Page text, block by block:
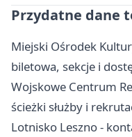
Przydatne dane
Miejski Ośrodek
biletowa, sekcje i
Wojskowe Centrum
ścieżki służby i
Lotnisko Leszno -